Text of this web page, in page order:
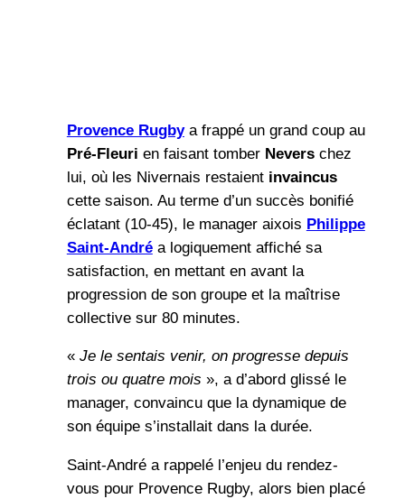
Provence Rugbya frappé un grand coup au
Pré-Fleuri en faisant tomber Neverschez
lui, où les Nivernais restaient invaincus
cette saison. Au terme d’un succès bonifié
éclatant (10-45), le manager aixois Philippe
Saint-Andréa logiquement affiché sa
satisfaction, en mettant en avant la
progression de son groupe et la maîtrise
collective sur 80 minutes.
« Je le sentais venir, on progresse depuis
trois ou quatre mois », a d’abord glissé le
manager, convaincu que la dynamique de
son équipe s’installait dans la durée.
Saint-André a rappelé l’enjeu du rendez-
vous pour Provence Rugby, alors bien placé